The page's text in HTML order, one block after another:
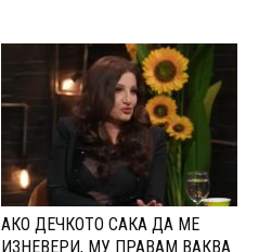
АКО ДЕЧКОТО САКА ДА МЕ
ИЗНЕВЕРИ, МУ ПРАВАМ ВАКВА